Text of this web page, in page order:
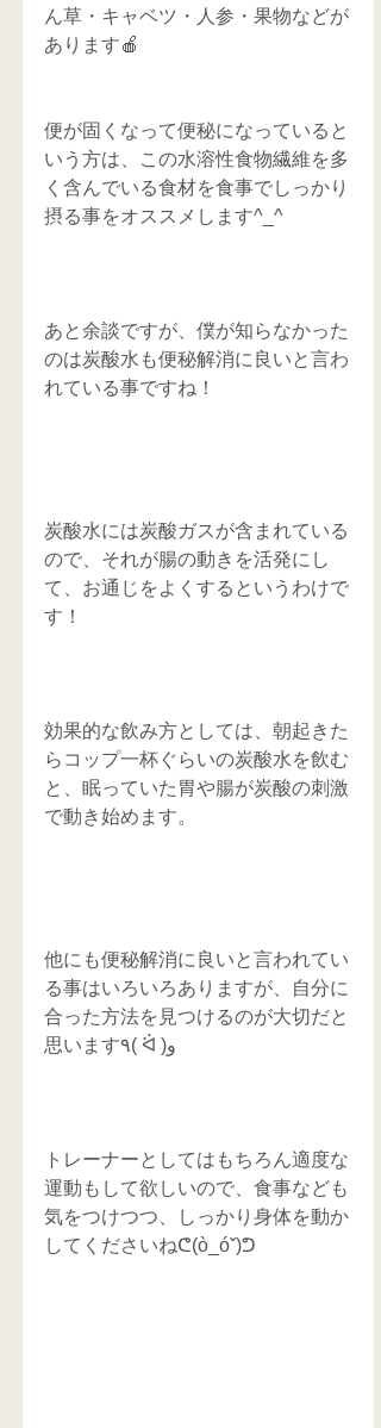
ん草・キャベツ・人参・果物などが
あります🍎
便が固くなって便秘になっていると
いう方は、この水溶性食物繊維を多
く含んでいる食材を食事でしっかり
摂る事をオススメします^_^
あと余談ですが、僕が知らなかった
のは炭酸水も便秘解消に良いと言わ
れている事ですね！
炭酸水には炭酸ガスが含まれている
ので、それが腸の動きを活発にし
て、お通じをよくするというわけで
す！
効果的な飲み方としては、朝起きた
らコップ一杯ぐらいの炭酸水を飲む
と、眠っていた胃や腸が炭酸の刺激
で動き始めます。
他にも便秘解消に良いと言われてい
る事はいろいろありますが、自分に
合った方法を見つけるのが大切だと
思います٩( ᐛ )و
トレーナーとしてはもちろん適度な
運動もして欲しいので、食事なども
気をつけつつ、しっかり身体を動か
してくださいねᕦ(ò_óˇ)ᕤ